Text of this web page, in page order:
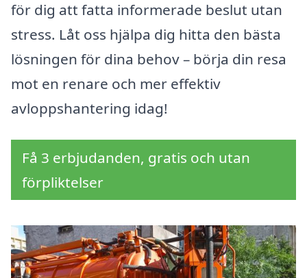
för dig att fatta informerade beslut utan
stress. Låt oss hjälpa dig hitta den bästa
lösningen för dina behov – börja din resa
mot en renare och mer effektiv
avloppshantering idag!
Få 3 erbjudanden, gratis och utan
förpliktelser